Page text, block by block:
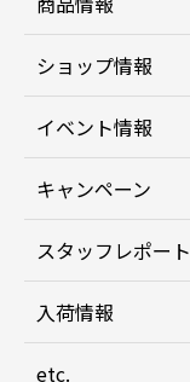
ショップ情報
イベント情報
キャンペーン
スタッフレポート
入荷情報
etc.